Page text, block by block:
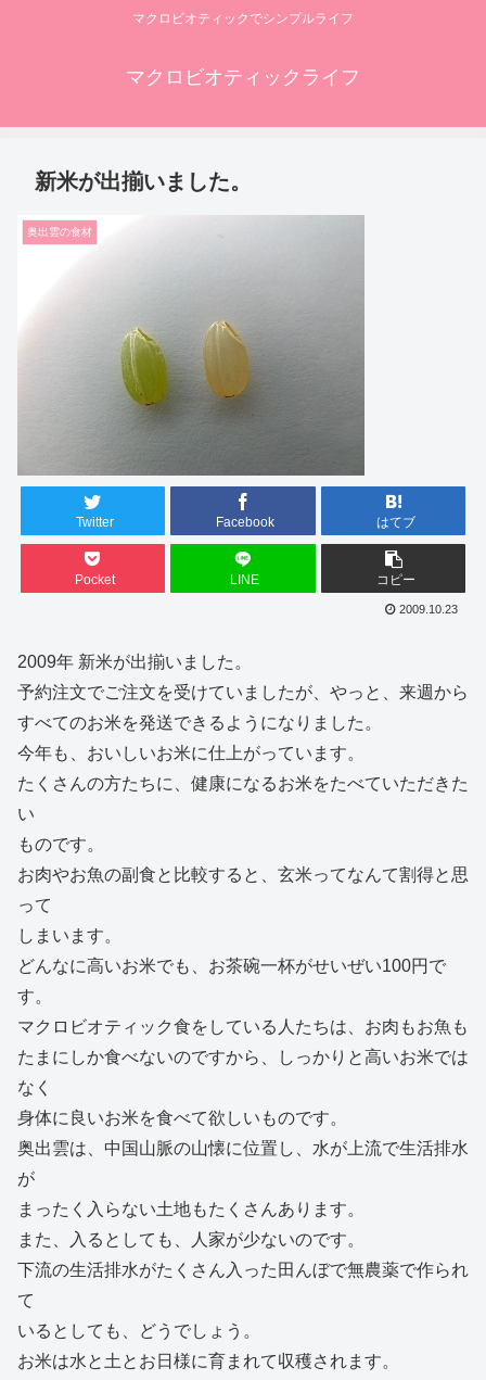
マクロビオティックでシンプルライフ
マクロビオティックライフ
新米が出揃いました。
奥出雲の食材
Twitter Facebook はてブ
Pocket LINE コピー
2009.10.23
2009年 新米が出揃いました。
予約注文でご注文を受けていましたが、やっと、来週から
すべてのお米を発送できるようになりました。
今年も、おいしいお米に仕上がっています。
たくさんの方たちに、健康になるお米をたべていただきた
い
ものです。
お肉やお魚の副食と比較すると、玄米ってなんて割得と思
って
しまいます。
どんなに高いお米でも、お茶碗一杯がせいぜい100円で
す。
マクロビオティック食をしている人たちは、お肉もお魚も
たまにしか食べないのですから、しっかりと高いお米では
なく
身体に良いお米を食べて欲しいものです。
奥出雲は、中国山脈の山懐に位置し、水が上流で生活排水
が
まったく入らない土地もたくさんあります。
また、入るとしても、人家が少ないのです。
下流の生活排水がたくさん入った田んぼで無農薬で作られ
て
いるとしても、どうでしょう。
お米は水と土とお日様に育まれて収穫されます。